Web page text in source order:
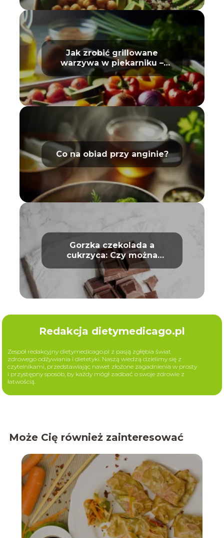
Jak zrobić grillowane
warzywa w piekarniku –
poradnik
Co na obiad przy anginie?
Gorzka czekolada a
cukrzyca: Czy można
bezpiecznie ją jeść?
Redakcja dietymedicago.pl
Zespół redakcyjny dietymedicago.pl z pasją zgłębia świat
zdrowego odżywiania i dietetyki. Naszą wiedzą dzielimy się z
czytelnikami, przedstawiając nawet złożone zagadnienia w prosty
i przystępny sposób, by każdy mógł zadbać o swoje zdrowie z
łatwością.
Może Cię również zainteresować